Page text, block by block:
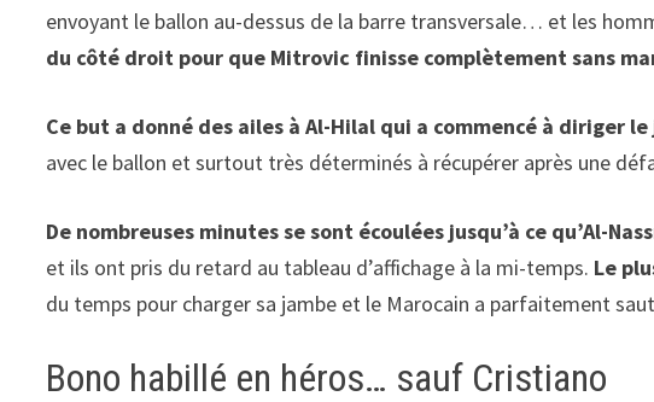
envoyant le ballon au-dessus de la barre transversale… et les
du côté droit pour que Mitrovic finisse complètement sans
Ce but a donné des ailes à Al-Hilal qui a commencé à diriger le
avec le ballon et surtout très déterminés à récupérer après une
De nombreuses minutes se sont écoulées jusqu’à ce qu’Al-
et ils ont pris du retard au tableau d’affichage à la mi-temps. Le
du temps pour charger sa jambe et le Marocain a parfaitement
Bono habillé en héros… sauf Cristiano